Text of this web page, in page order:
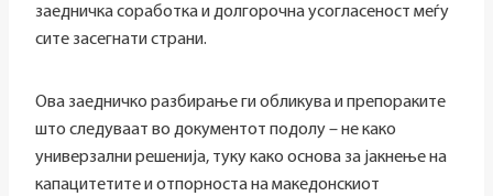
заедничка соработка и долгорочна усогласеност меѓу
сите засегнати страни.
Ова заедничко разбирање ги обликува и препораките
што следуваат во документот подолу – не како
универзални решенија, туку како основа за јакнење на
капацитетите и отпорноста на македонскиот